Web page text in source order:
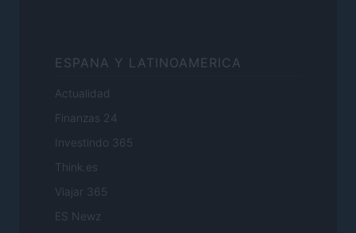
ESPANA Y LATINOAMERICA
Actualidad
Finanzas 24
Investindo 365
Think.es
Viajar 365
ES Newz